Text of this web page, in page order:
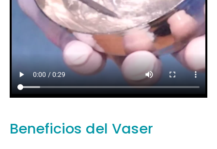
Beneficios del Vaser